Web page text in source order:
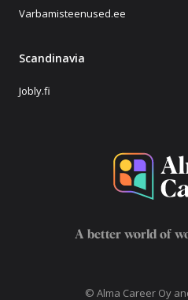
Varbamisteenused.ee
Scandinavia
Jobly.fi
A better world of
© Alma Career Oy